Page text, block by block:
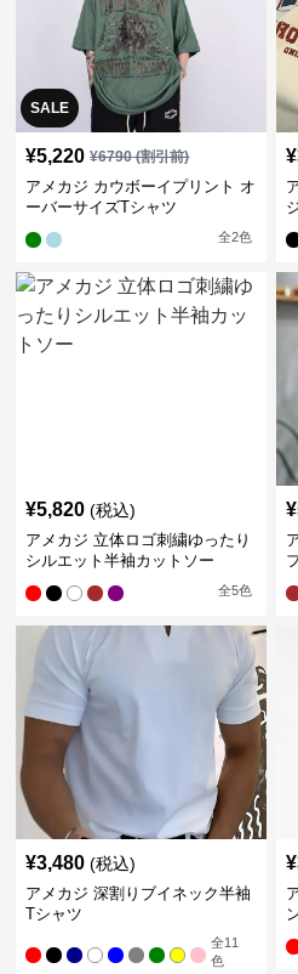
SALE
¥5,220 ¥6790(割引前)
アメカジ カウボーイプリント オ
ーバーサイズTシャツ
全2色
¥
¥5,820 (税込)
アメカジ 立体ロゴ刺繍ゆったり
シルエット半袖カットソー
全5色
¥
¥3,480 (税込)
アメカジ 深割りブイネック半袖
Tシャツ
全11
色
¥